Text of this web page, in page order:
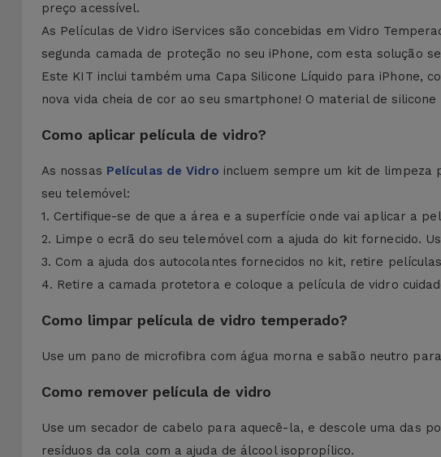
preço acessível.
As Películas de Vidro iServices são concebidas em Vidro
segunda camada de proteção no seu iPhone, com esta solução
Este KIT inclui também uma Capa Silicone Líquido para iPhone,
nova vida cheia de cor ao seu smartphone! O material de
Como aplicar película de vidro?
As nossas Películas de Vidro incluem sempre um kit de limpeza
seu telemóvel:
1. Certifique-se de que a área e a superfície onde vai aplicar a
2. Limpe o ecrã do seu telemóvel com a ajuda do kit fornecido.
3. Com a ajuda dos autocolantes fornecidos no kit, retire
4. Retire a camada protetora e coloque a película de vidro
Como limpar película de vidro temperado?
Use um pano de microfibra com água morna e sabão neutro
Como remover película de vidro
Use um secador de cabelo para aquecê-la, e descole uma das
resíduos da cola com a ajuda de álcool isopropílico.